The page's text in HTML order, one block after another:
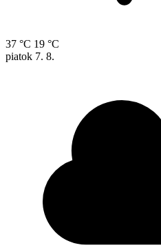
37 °C 19 °C
piatok 7. 8.